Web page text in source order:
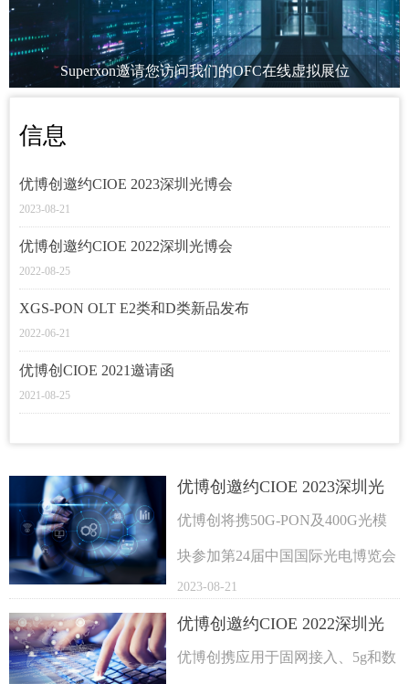
Superxon邀请您访问我们的OFC在线虚拟展位
信息
优博创邀约CIOE 2023深圳光博会
2023-08-21
优博创邀约CIOE 2022深圳光博会
2022-08-25
XGS-PON OLT E2类和D类新品发布
2022-06-21
优博创CIOE 2021邀请函
2021-08-25
优博创邀约CIOE 2023深圳光
博会
优博创将携50G-PON及400G光模
块参加第24届中国国际光电博览会
2023-08-21
优博创邀约CIOE 2022深圳光
博会
优博创携应用于固网接入、5g和数